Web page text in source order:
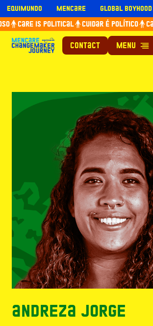
Skip
to
content
Equimundo Mencare Global
Care is political Cuidar é político
Contact
Andreza Jorge